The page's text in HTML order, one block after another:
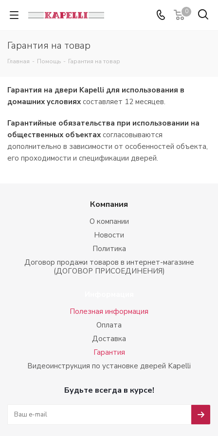
0
Гарантия на товар
Главная - Помощь - Гарантия на товар
Гарантия на двери Kapelli для использования в
домашних условиях составляет 12 месяцев.
Гарантийные обязательства при использовании на
общественных объектах согласовываются
дополнительно в зависимости от особенностей объекта,
его проходимости и спецификации дверей.
Компания
О компании
Новости
Политика
Договор продажи товаров в интернет-магазине
(ДОГОВОР ПРИСОЕДИНЕНИЯ)
Полезная информация
Оплата
Доставка
Гарантия
Видеоинструкция по установке дверей Kapelli
Будьте всегда в курсе!